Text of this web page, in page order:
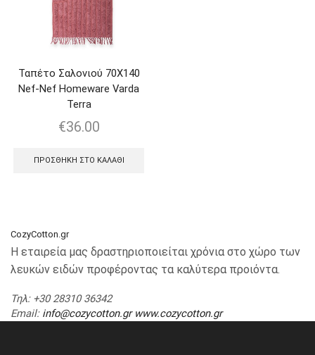
Ταπέτο Σαλονιού 70Χ140
Nef-Nef Homeware Varda
Terra
€36.00
ΠΡΟΣΘΉΚΗ ΣΤΟ ΚΑΛΆΘΙ
CozyCotton.gr
Η εταιρεία μας δραστηριοποιείται χρόνια στο χώρο των
λευκών ειδών προφέροντας τα καλύτερα προιόντα.
Τηλ: +30 28310 36342
Email: info@cozycotton.gr www.cozycotton.gr